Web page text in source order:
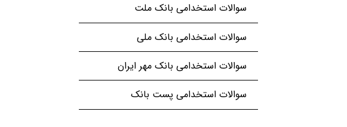
سوالات استخدامی بانک ملت
سوالات استخدامی بانک ملی
سوالات استخدامی بانک مهر ایران
سوالات استخدامی پست بانک